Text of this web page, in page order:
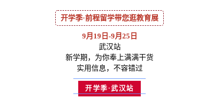
开学季·前程留学带您逛教育展
9月19日-9月25日
武汉站
新学期，为你奉上满满干货
实用信息，不容错过
开学季·武汉站